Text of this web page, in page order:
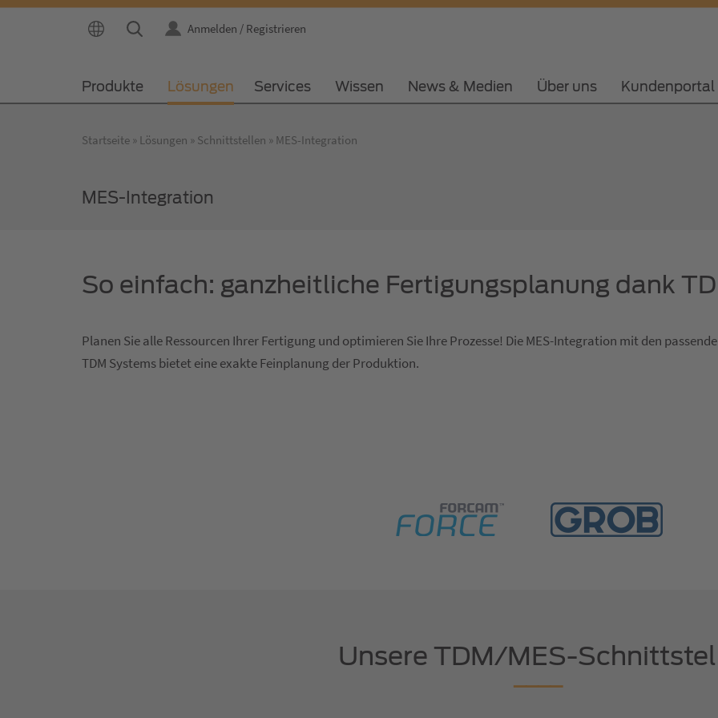
Anmelden / Registrieren
Produkte Lösungen Services Wissen News & Medien Über uns Kundenportal
Startseite Lösungen Schnittstellen MES-Integration
MES-Integration
So einfach: ganzheitliche Fertigungsplanung dank
Planen Sie alle Ressourcen Ihrer Fertigung und optimieren Sie Ihre Prozesse! Die MES-Integration mit den
TDM Systems bietet eine exakte Feinplanung der Produktion.
Unsere TDM/MES-